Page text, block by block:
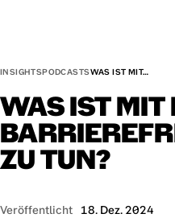
INSIGHTSPODCASTSWAS IST MIT…
WASISTMIT
ZUTUN?
Veröffentlicht 18. Dez. 2024